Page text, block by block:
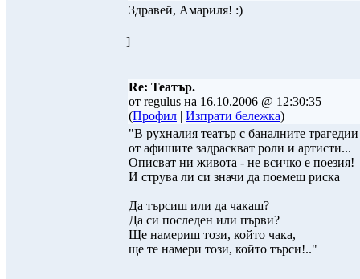
Здравей, Амариля! :)
]
Re: Театър.
от regulus на 16.10.2006 @ 12:30:35
(Профил | Изпрати бележка)
"В рухналия театър с баналните трагедии
от афишите задраскват роли и артисти...
Описват ни живота - не всичко е поезия!
И струва ли си значи да поемеш риска
Да търсиш или да чакаш?
Да си последен или първи?
Ще намериш този, който чака,
ще те намери този, който търси!.."